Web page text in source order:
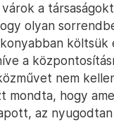
a
olyan
költsük
a
nem
mondta, hogy
az